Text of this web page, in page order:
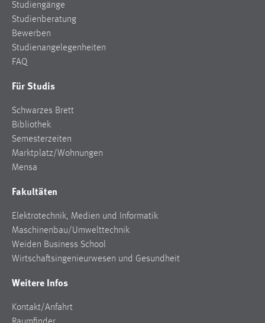
Studiengänge
Studienberatung
Bewerben
Studienangelegenheiten
FAQ
Für Studis
Schwarzes Brett
Bibliothek
Semesterzeiten
Marktplatz/Wohnungen
Mensa
Fakultäten
Elektrotechnik, Medien und Informatik
Maschinenbau/Umwelttechnik
Weiden Business School
Wirtschaftsingenieurwesen und Gesundheit
Weitere Infos
Kontakt/Anfahrt
Login
Name:
fe_user, be_user, be_lastLoginProvider
Cookie Laufzeit:
24 Stunden
Statistik Cookies erfassen Informationen anonym.
unsere Besucher unsere Website nutzen.
Matomo
_pk_ref, _pk_cvar, _pk_id, _pk_ses
Zweck: